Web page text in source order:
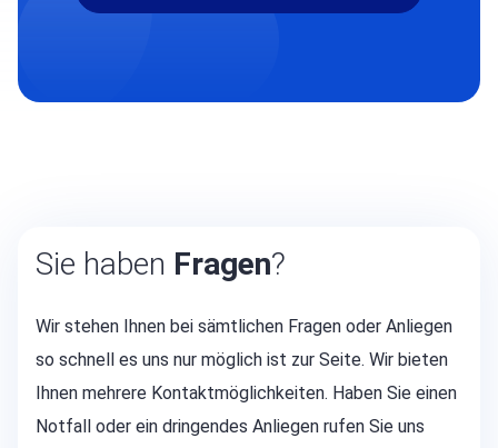
Sie haben Fragen?
Wir stehen Ihnen bei sämtlichen Fragen oder Anliegen
so schnell es uns nur möglich ist zur Seite. Wir bieten
Ihnen mehrere Kontaktmöglichkeiten. Haben Sie einen
Notfall oder ein dringendes Anliegen rufen Sie uns